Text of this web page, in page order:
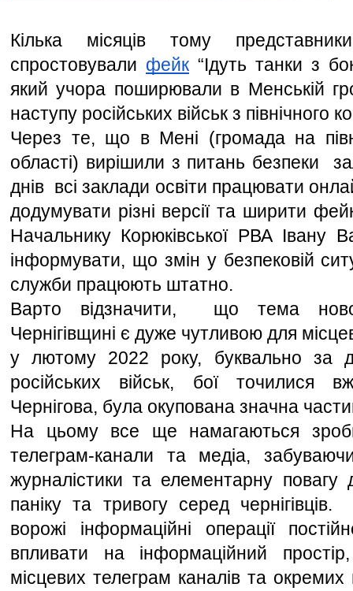
Кілька місяців тому
спростовували фейк “Ідуть танки з
який учора поширювали в Менській
наступу російських військ з північного
Через те, що в Мені (громада на
області) вирішили з питань безпеки
днів  всі заклади освіти працювати
додумувати різні версії та ширити
Начальнику Корюківської РВА Івану
інформувати, що змін у безпековій
служби працюють штатно.
Варто відзначити,  що тема
Чернігівщині є дуже чутливою для
у лютому 2022 року, буквально за
російських військ, бої точилися
Чернігова, була окупована значна
На цьому все ще намагаються
телеграм-канали та медіа,
журналістики та елементарну повагу
паніку та тривогу серед чернігівців.
ворожі інформаційні операції
впливати на інформаційний
місцевих телеграм каналів та окремих